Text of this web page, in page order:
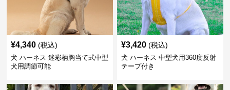
¥4,340 (税込)
犬 ハーネス 迷彩柄胸当て式中型
犬用調節可能
¥3,420 (税込)
犬 ハーネス 中型犬用360度反射
テープ付き